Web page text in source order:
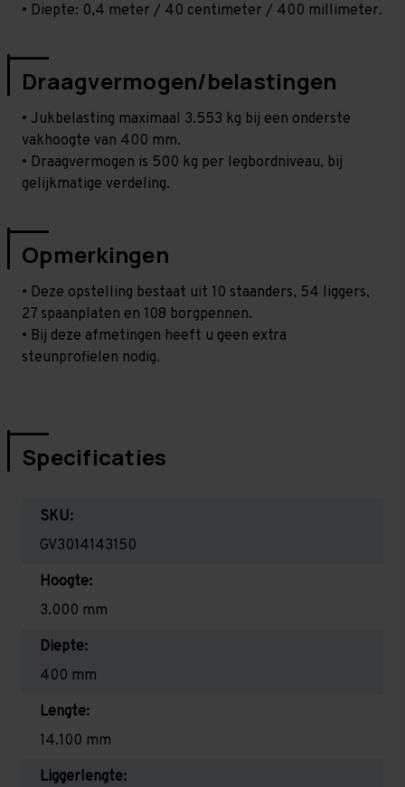
• Diepte: 0,4 meter / 40 centimeter / 400 millimeter.
Draagvermogen/belastingen
• Jukbelasting maximaal 3.553 kg bij een onderste
vakhoogte van 400 mm.
• Draagvermogen is 500 kg per legbordniveau, bij
gelijkmatige verdeling.
Opmerkingen
• Deze opstelling bestaat uit 10 staanders, 54 liggers,
27 spaanplaten en 108 borgpennen.
• Bij deze afmetingen heeft u geen extra
steunprofielen nodig.
Specificaties
SKU:
GV3014143150
Hoogte:
3.000 mm
Diepte:
400 mm
Lengte:
14.100 mm
Liggerlengte: